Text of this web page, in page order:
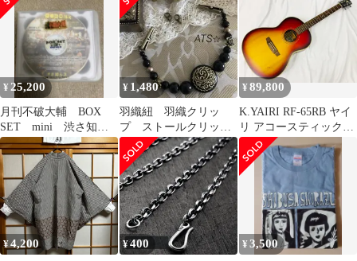
¥ 25,200
月刊不破大輔 BOX
SET mini 渋さ知ら
ズ フェダイン
FEDAYIEN
¥ 1,480
羽織紐 羽織クリッ
プ ストールクリッ
プ 薔薇レトロ1458
¥89,800
K.YAIRI RF-65RB ヤイ
リ アコースティックギ
ター Made in Japan 1998
年製
¥4,200 ¥400 ¥3,500